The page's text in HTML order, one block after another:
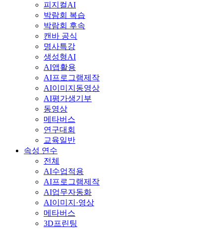
피지컬AI
박람회 복습
박람회 후속
캔바 공식
명사특강
생성형AI
AI앱활용
AI프로그램제작
AI이미지동영상
AI평가생기부
동영상
메타버스
연구대회
교육일반
속성 연수
전체
AI수업적용
AI프로그램제작
AI업무자동화
AI이미지·영상
메타버스
3D프린팅